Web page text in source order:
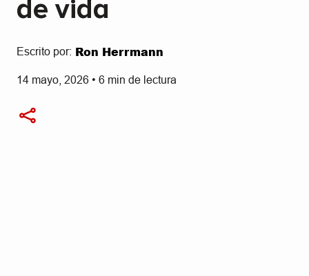
de vida
Escrito por: Ron Herrmann
14 mayo, 2026 • 6 min de lectura